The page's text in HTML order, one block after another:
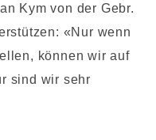
Kym von der Gebr.
«Nur wenn
können wir auf
sind wir sehr